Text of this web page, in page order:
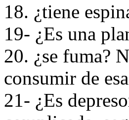
18. ¿tiene
19- ¿Es una
20. ¿se fuma?
consumir de
21- ¿Es